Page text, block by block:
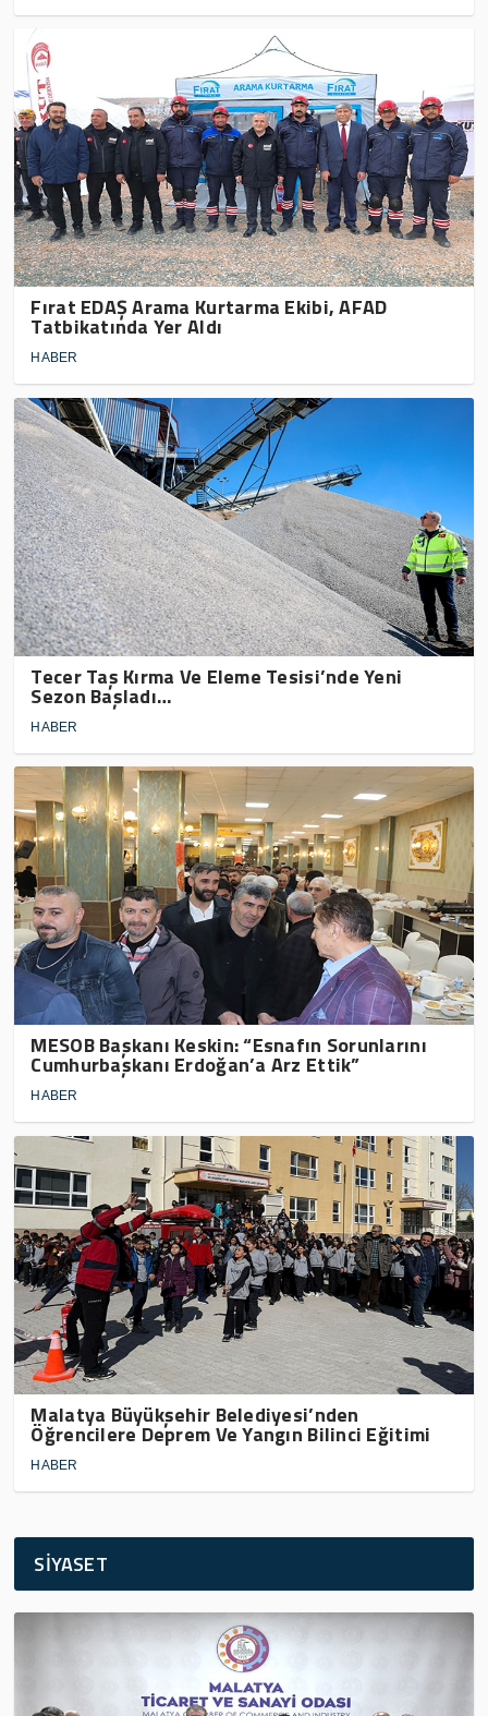
Fırat EDAŞ Arama Kurtarma Ekibi, AFAD
Tatbikatında Yer Aldı
HABER
Tecer Taş Kırma Ve Eleme Tesisi’nde Yeni
Sezon Başladı…
HABER
MESOB Başkanı Keskin: “Esnafın Sorunlarını
Cumhurbaşkanı Erdoğan’a Arz Ettik”
HABER
Malatya Büyükşehir Belediyesi’nden
Öğrencilere Deprem Ve Yangın Bilinci Eğitimi
HABER
SİYASET